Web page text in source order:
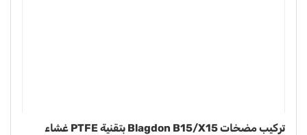
تركيب مضخات Blagdon B15/X15 بتقنية PTFE غشاء